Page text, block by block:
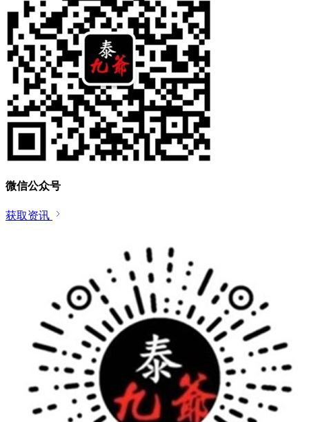
微信公众号
获取资讯